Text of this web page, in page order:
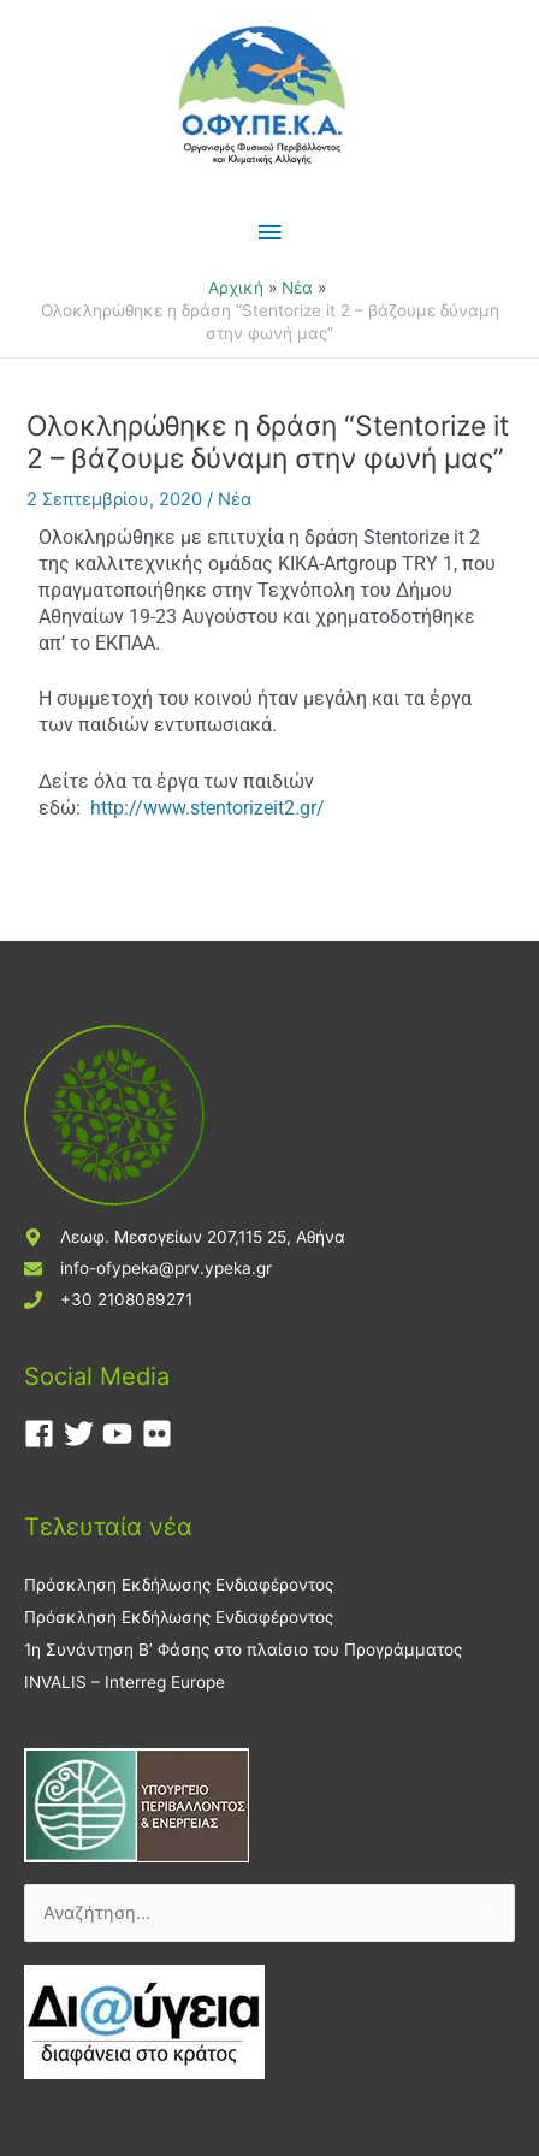
Κύριο
Μενού
Αρχική
Νέα
Ολοκληρώθηκε η δράση “Stentorize it 2 – βάζουμε δύναμη
στην φωνή μας”
Ολοκληρώθηκε η δράση “Stentorize it
2 – βάζουμε δύναμη στην φωνή μας”
2 Σεπτεμβρίου, 2020/ Νέα
Ολοκληρώθηκε με επιτυχία η δράση Stentorize it 2
της καλλιτεχνικής ομάδας KIKA-Artgroup TRY 1, που
πραγματοποιήθηκε στην Τεχνόπολη του Δήμου
Αθηναίων 19-23 Αυγούστου καιχρηματοδοτήθηκε
απ’ το ΕΚΠΑΑ.
Η συμμετοχή του κοινού ήταν μεγάλη και τα έργα
των παιδιών εντυπωσιακά.
Δείτε όλα τα έργα των παιδιών
εδώ: http://www.stentorizeit2.gr/
Λεωφ. Μεσογείων 207,115 25, Αθήνα
info-ofypeka@prv.ypeka.gr
+30 2108089271
Social Media
Τελευταία νέα
Πρόσκληση Εκδήλωσης Ενδιαφέροντος
Πρόσκληση Εκδήλωσης Ενδιαφέροντος
1η Συνάντηση Β’ Φάσης στο πλαίσιο του Προγράμματος
INVALIS – Interreg Europe
Αναζήτηση